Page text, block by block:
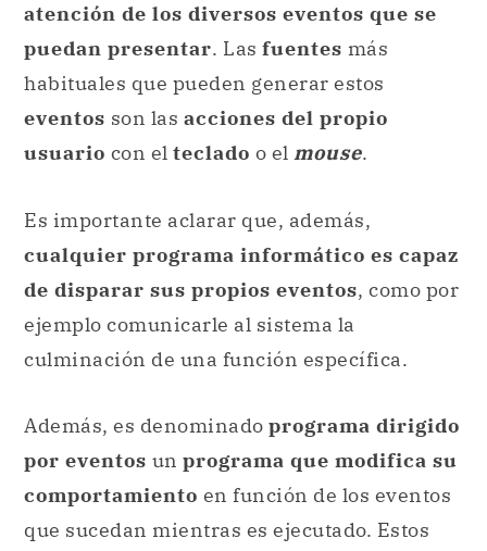
atención de los diversos eventos que se
puedan presentar. Las fuentes más
habituales que pueden generar estos
eventos son las acciones del propio
usuario con el teclado o el mouse.
Es importante aclarar que, además,
cualquier programa informático es capaz
de disparar sus propios eventos, como por
ejemplo comunicarle al sistema la
culminación de una función específica.
Además, es denominado programa dirigido
por eventos un programa que modifica su
comportamiento en función de los eventos
que sucedan mientras es ejecutado. Estos